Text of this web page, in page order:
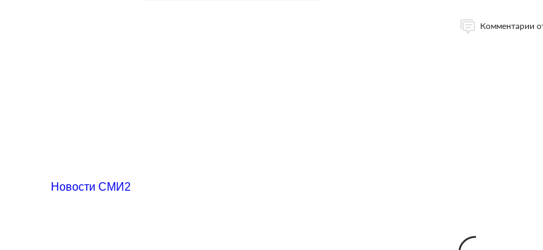
Комментарии
Новости СМИ2